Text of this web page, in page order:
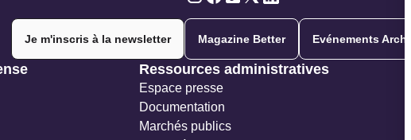
Je m'inscris à la newsletter Magazine Better Evénements Archie
Ressources administratives
Espace presse
Documentation
Marchés publics